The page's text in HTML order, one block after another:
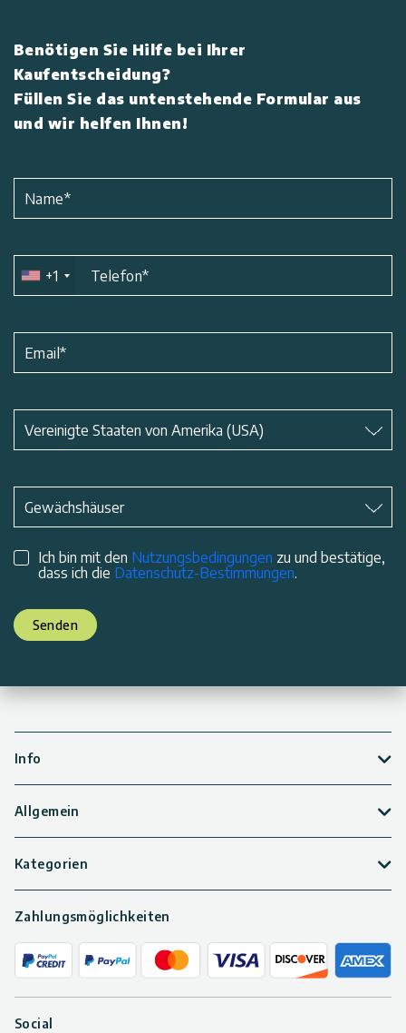
Benötigen Sie Hilfe bei Ihrer
Kaufentscheidung?
Füllen Sie das untenstehende Formular aus
und wir helfen Ihnen!
Name*
+1 Telefon*
Email*
Vereinigte Staaten von Amerika (USA)
*
Gewächshäuser
Ich bin mit den Nutzungsbedingungen zu und bestätige,
dass ich die Datenschutz-Bestimmungen.
Senden
Info
Allgemein
Kategorien
Zahlungsmöglichkeiten
Social